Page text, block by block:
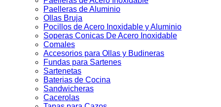
Paelleras de Aluminio
Ollas Bruja
Pocillos de Acero Inoxidable y Aluminio
Soperas Conicas De Acero Inoxidable
Comales
Accesorios para Ollas y Budineras
Fundas para Sartenes
Sartenetas
Baterias de Cocina
Sandwicheras
Cacerolas